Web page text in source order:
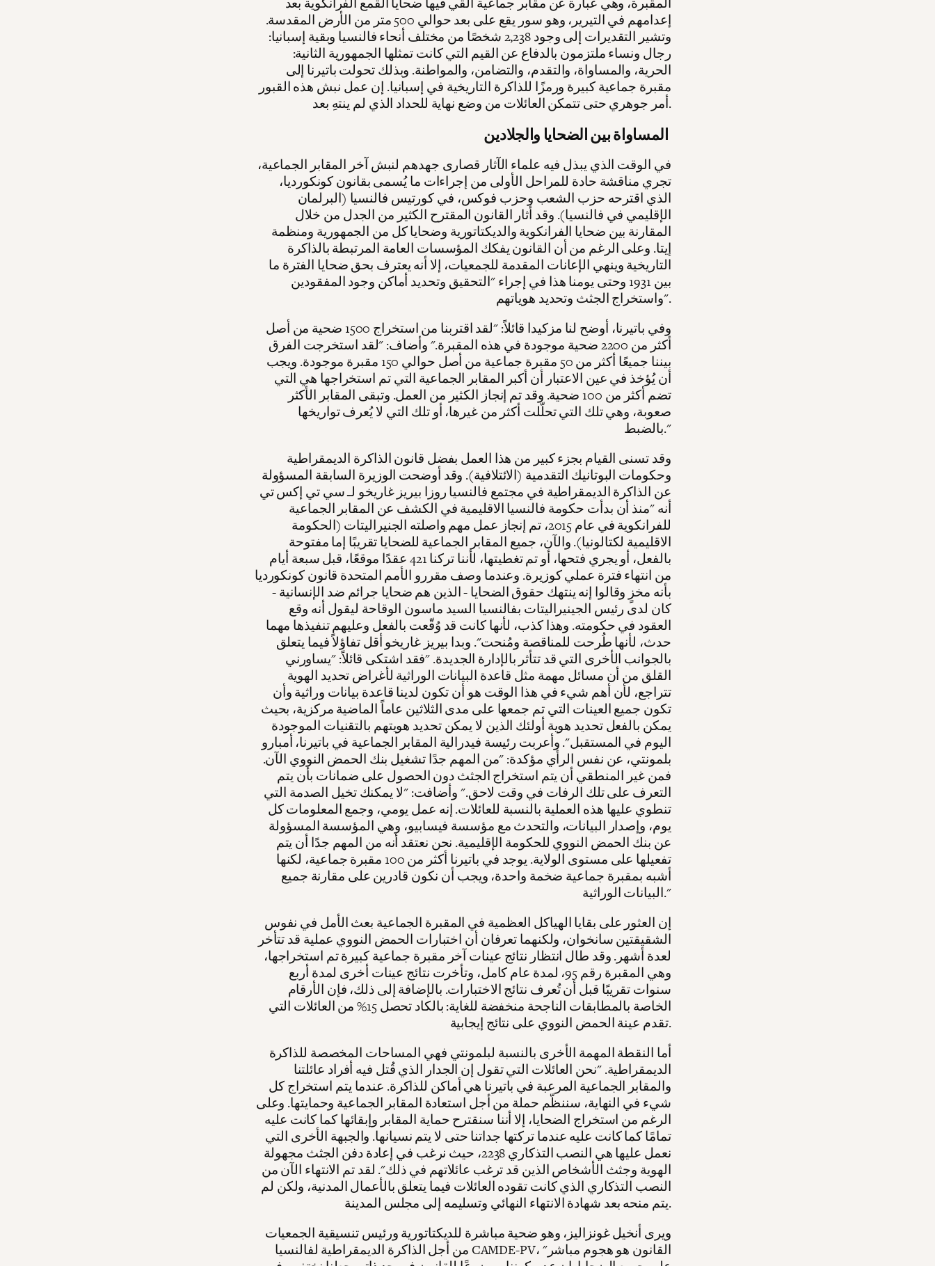
إعدامهم في التيرير، وهو سور يقع على بعد حوالي 500 متر من الأرض المقدسة.
وتشير التقديرات إلى وجود 2,238 شخصًا من مختلف أنحاء فالنسيا وبقية إسبانيا:
رجال ونساء ملتزمون بالدفاع عن القيم التي كانت تمثلها الجمهورية الثانية:
الحرية، والمساواة، والتقدم، والتضامن، والمواطنة. وبذلك تحولت باتيرنا إلى
مقبرة جماعية كبيرة ورمزًا للذاكرة التاريخية في إسبانيا. إن عمل نبش هذه القبور
أمر جوهري حتى تتمكن العائلات من وضع نهاية للحداد الذي لم ينتهِ بعد.
في الوقت الذي يبذل فيه علماء الآثار قصارى جهدهم لنبش آخر المقابر الجماعية،
تجري مناقشة حادة للمراحل الأولى من إجراءات ما يُسمى بقانون كونكورديا،
الذي اقترحه حزب الشعب وحزب فوكس، في كورتيس فالنسيا (البرلمان
الإقليمي في فالنسيا). وقد أثار القانون المقترح الكثير من الجدل من خلال
المقارنة بين ضحايا الفرانكوية والديكتاتورية وضحايا كل من الجمهورية ومنظمة
إيتا. وعلى الرغم من أن القانون يفكك المؤسسات العامة المرتبطة بالذاكرة
التاريخية وينهي الإعانات المقدمة للجمعيات، إلا أنه يعترف بحق ضحايا الفترة ما
بين 1931 وحتى يومنا هذا في إجراء "التحقيق وتحديد أماكن وجود المفقودين
واستخراج الجثث وتحديد هوياتهم".
وفي باتيرنا، أوضح لنا مزكيدا قائلاً: "لقد اقتربنا من استخراج 1500 ضحية من أصل
أكثر من 2200 ضحية موجودة في هذه المقبرة." وأضاف: "لقد استخرجت الفرق
بيننا جميعًا أكثر من 50 مقبرة جماعية من أصل حوالي 150 مقبرة موجودة. ويجب
أن يُؤخذ في عين الاعتبار أن أكبر المقابر الجماعية التي تم استخراجها هي التي
تضم أكثر من 100 ضحية. وقد تم إنجاز الكثير من العمل. وتبقى المقابر الأكثر
صعوبة، وهي تلك التي تحلّلت أكثر من غيرها، أو تلك التي لا يُعرف تواريخها
بالضبط."
وقد تسنى القيام بجزء كبير من هذا العمل بفضل قانون الذاكرة الديمقراطية
وحكومات البوتانيك التقدمية (الائتلافية). وقد أوضحت الوزيرة السابقة المسؤولة
عن الذاكرة الديمقراطية في مجتمع فالنسيا روزا بيريز غاريخو لـ سي تي إكس تي
أنه "منذ أن بدأت حكومة فالنسيا الاقليمية في الكشف عن المقابر الجماعية
للفرانكوية في عام 2015، تم إنجاز عمل مهم واصلته الجنيراليتات (الحكومة
الاقليمية لكتالونيا). والآن، جميع المقابر الجماعية للضحايا تقريبًا إما مفتوحة
بالفعل، أو يجري فتحها، أو تم تغطيتها، لأننا تركنا 421 عقدًا موقعًا، قبل سبعة أيام
من انتهاء فترة عملي كوزيرة. وعندما وصف مقررو الأمم المتحدة قانون كونكورديا
بأنه مخزٍ وقالوا إنه ينتهك حقوق الضحايا - الذين هم ضحايا جرائم ضد الإنسانية -
كان لدى رئيس الجينيراليتات بفالنسيا السيد ماسون الوقاحة ليقول أنه وقع
العقود في حكومته. وهذا كذب، لأنها كانت قد وُقّعت بالفعل وعليهم تنفيذها مهما
حدث، لأنها طُرحت للمناقصة ومُنحت". وبدا بيريز غاريخو أقل تفاؤلاً فيما يتعلق
بالجوانب الأخرى التي قد تتأثر بالإدارة الجديدة. "فقد اشتكى قائلاً: "يساورني
القلق من أن مسائل مهمة مثل قاعدة البيانات الوراثية لأغراض تحديد الهوية
تتراجع، لأن أهم شيء في هذا الوقت هو أن تكون لدينا قاعدة بيانات وراثية وأن
تكون جميع العينات التي تم جمعها على مدى الثلاثين عاماً الماضية مركزية، بحيث
يمكن بالفعل تحديد هوية أولئك الذين لا يمكن تحديد هويتهم بالتقنيات الموجودة
اليوم في المستقبل". وأعربت رئيسة فيدرالية المقابر الجماعية في باتيرنا، أمبارو
بلمونتي، عن نفس الرأي مؤكدة: "من المهم جدًا تشغيل بنك الحمض النووي الآن.
فمن غير المنطقي أن يتم استخراج الجثث دون الحصول على ضمانات بأن يتم
التعرف على تلك الرفات في وقت لاحق." وأضافت: "لا يمكنك تخيل الصدمة التي
تنطوي عليها هذه العملية بالنسبة للعائلات. إنه عمل يومي، وجمع المعلومات كل
يوم، وإصدار البيانات، والتحدث مع مؤسسة فيسابيو، وهي المؤسسة المسؤولة
عن بنك الحمض النووي للحكومة الإقليمية. نحن نعتقد أنه من المهم جدًا أن يتم
تفعيلها على مستوى الولاية. يوجد في باتيرنا أكثر من 100 مقبرة جماعية، لكنها
أشبه بمقبرة جماعية ضخمة واحدة، ويجب أن نكون قادرين على مقارنة جميع
البيانات الوراثية."
إن العثور على بقايا الهياكل العظمية في المقبرة الجماعية بعث الأمل في نفوس
الشقيقتين سانخوان، ولكنهما تعرفان أن اختبارات الحمض النووي عملية قد تتأخر
لعدة أشهر. وقد طال انتظار نتائج عينات آخر مقبرة جماعية كبيرة تم استخراجها،
وهي المقبرة رقم 95، لمدة عام كامل، وتأخرت نتائج عينات أخرى لمدة أربع
سنوات تقريبًا قبل أن تُعرف نتائج الاختبارات. بالإضافة إلى ذلك، فإن الأرقام
الخاصة بالمطابقات الناجحة منخفضة للغاية: بالكاد تحصل 15% من العائلات التي
تقدم عينة الحمض النووي على نتائج إيجابية.
أما النقطة المهمة الأخرى بالنسبة لبلمونتي فهي المساحات المخصصة للذاكرة
الديمقراطية. "نحن العائلات التي تقول إن الجدار الذي قُتل فيه أفراد عائلتنا
والمقابر الجماعية المرعبة في باتيرنا هي أماكن للذاكرة. عندما يتم استخراج كل
شيء في النهاية، سننظّم حملة من أجل استعادة المقابر الجماعية وحمايتها. وعلى
الرغم من استخراج الضحايا، إلا أننا سنقترح حماية المقابر وإبقائها كما كانت عليه
تمامًا كما كانت عليه عندما تركتها جداتنا حتى لا يتم نسيانها. والجبهة الأخرى التي
نعمل عليها هي النصب التذكاري 2238، حيث نرغب في إعادة دفن الجثث مجهولة
الهوية وجثث الأشخاص الذين قد ترغب عائلاتهم في ذلك". لقد تم الانتهاء الآن من
النصب التذكاري الذي كانت تقوده العائلات فيما يتعلق بالأعمال المدنية، ولكن لم
يتم منحه بعد شهادة الانتهاء النهائي وتسليمه إلى مجلس المدينة.
ويرى أنخيل غونزاليز، وهو ضحية مباشرة للديكتاتورية ورئيس تنسيقية الجمعيات
من أجل الذاكرة الديمقراطية لفالنسيا CAMDE-PV، "القانون هو هجوم مباشر